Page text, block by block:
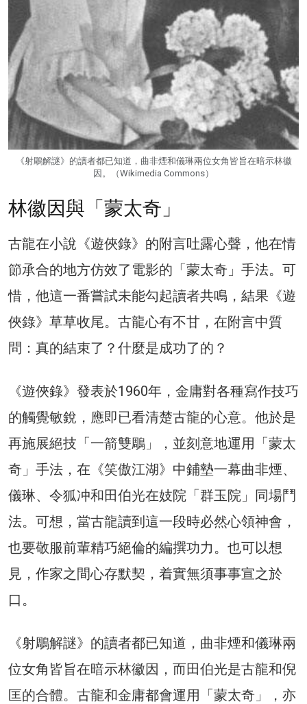
《射鵰解謎》的讀者都已知道，曲非煙和儀琳兩位女角皆旨在暗示林徽
因。（Wikimedia Commons）
林徽因與「蒙太奇」
古龍在小說《遊俠錄》的附言吐露心聲，他在情
節承合的地方仿效了電影的「蒙太奇」手法。可
惜，他這一番嘗試未能勾起讀者共鳴，結果《遊
俠錄》草草收尾。古龍心有不甘，在附言中質
問：真的結束了？什麼是成功了的？
《遊俠錄》發表於1960年，金庸對各種寫作技巧
的觸覺敏銳，應即已看清楚古龍的心意。他於是
再施展絕技「一箭雙鵰」，並刻意地運用「蒙太
奇」手法，在《笑傲江湖》中鋪墊一幕曲非煙、
儀琳、令狐冲和田伯光在妓院「群玉院」同場鬥
法。可想，當古龍讀到這一段時必然心領神會，
也要敬服前輩精巧絕倫的編撰功力。也可以想
見，作家之間心存默契，着實無須事事宣之於
口。
《射鵰解謎》的讀者都已知道，曲非煙和儀琳兩
位女角皆旨在暗示林徽因，而田伯光是古龍和倪
匡的合體。古龍和金庸都會運用「蒙太奇」，亦